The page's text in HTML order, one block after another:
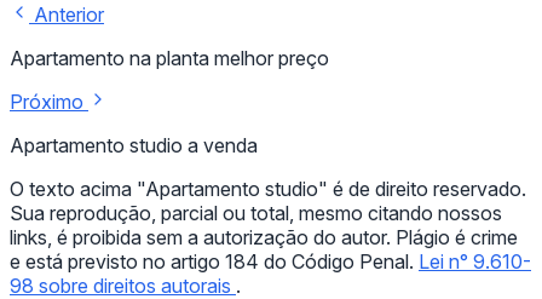
Anterior
Apartamento na planta melhor preço
Próximo
Apartamento studio a venda
O texto acima "Apartamento studio" é de direito reservado.
Sua reprodução, parcial ou total, mesmo citando nossos
links, é proibida sem a autorização do autor. Plágio é crime
e está previsto no artigo 184 do Código Penal. Lei n° 9.610-
98 sobre direitos autorais .